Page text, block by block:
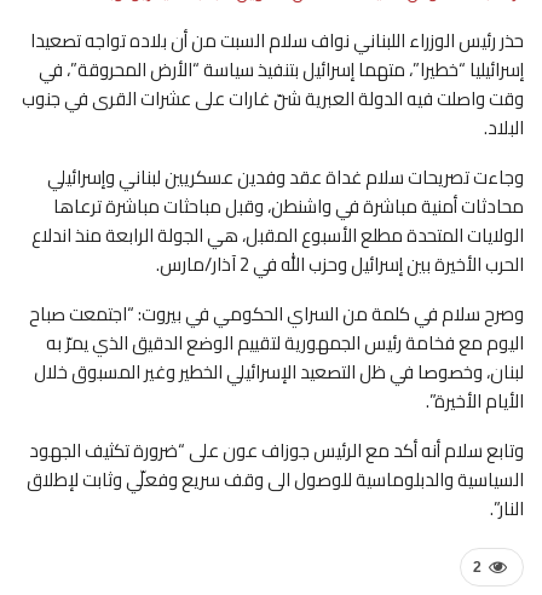
حذر رئيس الوزراء اللبناني نواف سلام السبت من أن بلاده تواجه تصعيدا
إسرائيليا “خطيرا”، متهما إسرائيل بتنفيذ سياسة “الأرض المحروقة”، في
وقت واصلت فيه الدولة العبرية شنّ غارات على عشرات القرى في جنوب
البلاد.
وجاءت تصريحات سلام غداة عقد وفدين عسكريين لبناني وإسرائيلي
محادثات أمنية مباشرة في واشنطن، وقبل مباحثات مباشرة ترعاها
الولايات المتحدة مطلع الأسبوع المقبل، هي الجولة الرابعة منذ اندلاع
الحرب الأخيرة بين إسرائيل وحزب الله في 2 آذار/مارس.
وصرح سلام في كلمة من السراي الحكومي في بيروت: “اجتمعت صباح
اليوم مع فخامة رئيس الجمهورية لتقييم الوضع الدقيق الذي يمرّ به
لبنان، وخصوصا في ظل التصعيد الإسرائيلي الخطير وغير المسبوق خلال
الأيام الأخيرة”.
وتابع سلام أنه أكد مع الرئيس جوزاف عون على “ضرورة تكثيف الجهود
السياسية والدبلوماسية للوصول الى وقف سريع وفعلّي وثابت لإطلاق
النار”.
2